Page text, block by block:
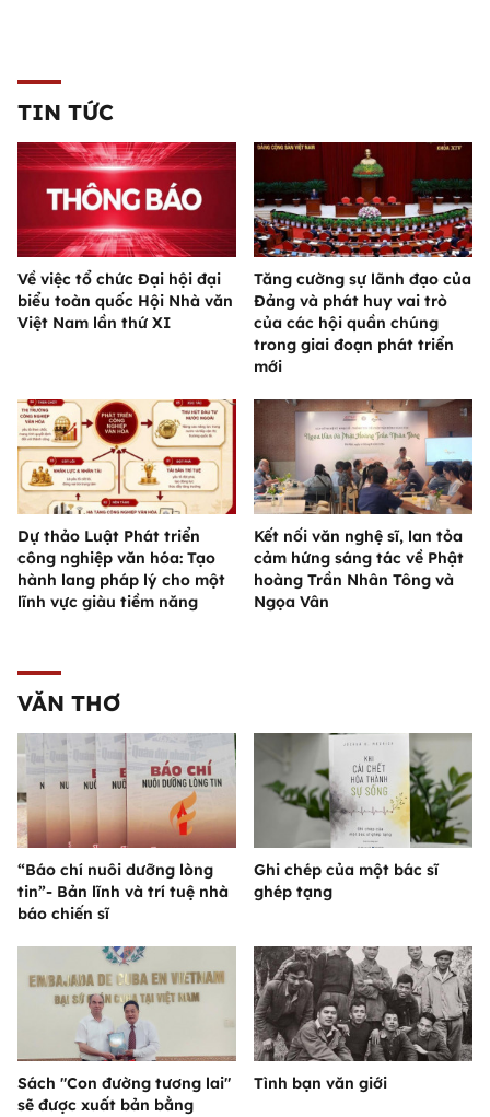
TIN TỨC
Về việc tổ chức Đại hội đại
biểu toàn quốc Hội Nhà văn
Việt Nam lần thứ XI
Tăng cường sự lãnh đạo của
Đảng và phát huy vai trò
của các hội quần chúng
trong giai đoạn phát triển
mới
Dự thảo Luật Phát triển
công nghiệp văn hóa: Tạo
hành lang pháp lý cho một
lĩnh vực giàu tiềm năng
Kết nối văn nghệ sĩ, lan tỏa
cảm hứng sáng tác về Phật
hoàng Trần Nhân Tông và
Ngọa Vân
VĂN THƠ
“Báo chí nuôi dưỡng lòng
tin”- Bản lĩnh và trí tuệ nhà
báo chiến sĩ
Ghi chép của một bác sĩ
ghép tạng
Sách "Con đường tương lai"
sẽ được xuất bản bằng
Tình bạn văn giới